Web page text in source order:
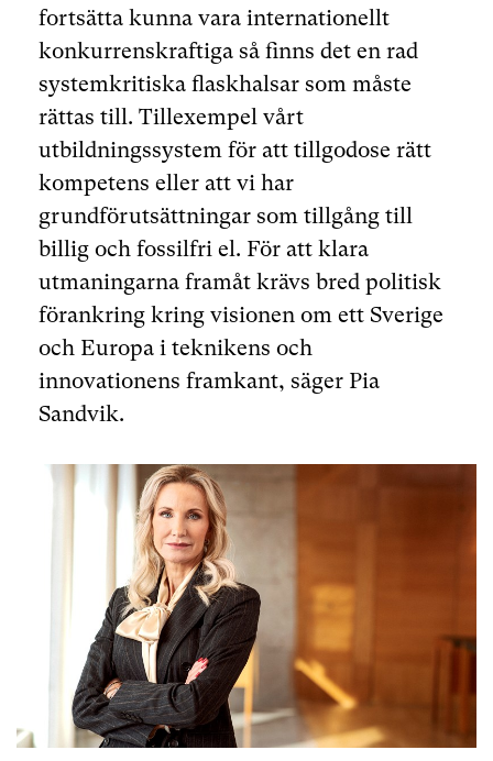
fortsätta kunna vara internationellt
konkurrenskraftiga så finns det en rad
systemkritiska flaskhalsar som måste
rättas till. Tillexempel vårt
utbildningssystem för att tillgodose rätt
kompetens eller att vi har
grundförutsättningar som tillgång till
billig och fossilfri el. För att klara
utmaningarna framåt krävs bred politisk
förankring kring visionen om ett Sverige
och Europa i teknikens och
innovationens framkant, säger Pia
Sandvik.